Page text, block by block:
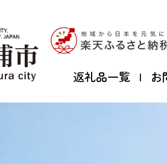
返礼品一覧 お